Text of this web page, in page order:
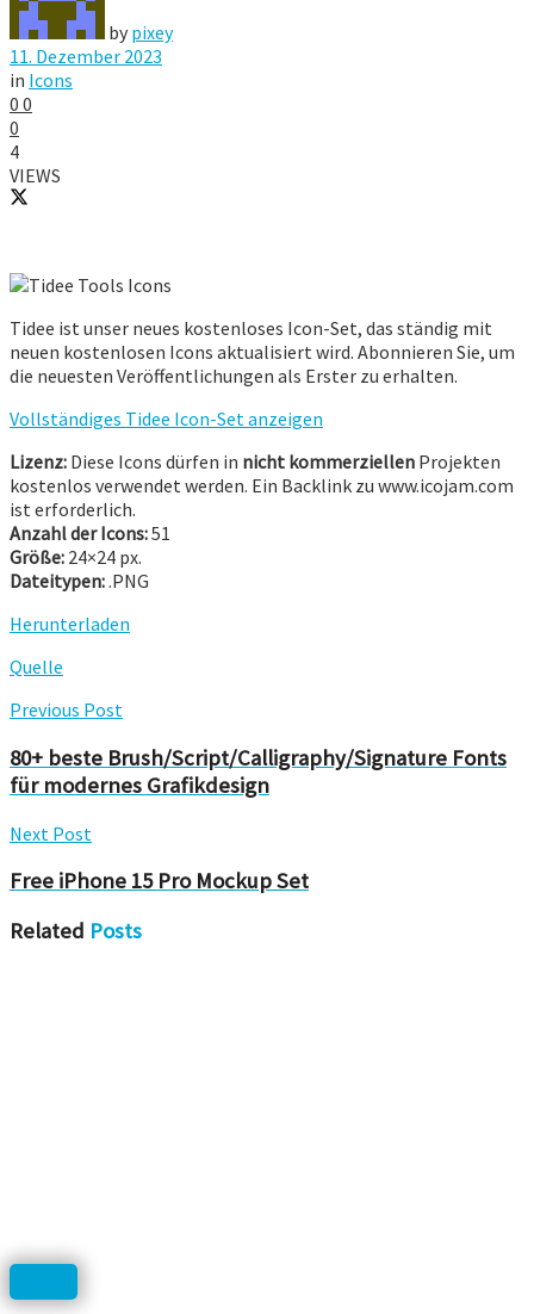
by pixey
11. Dezember 2023
in Icons
0 0
0
4
VIEWS
Tidee ist unser neues kostenloses Icon-Set, das ständig mit
neuen kostenlosen Icons aktualisiert wird. Abonnieren Sie, um
die neuesten Veröffentlichungen als Erster zu erhalten.
Vollständiges Tidee Icon-Set anzeigen
Lizenz: Diese Icons dürfen in nicht kommerziellen Projekten
kostenlos verwendet werden. Ein Backlink zu www.icojam.com
ist erforderlich.
Anzahl der Icons:51
Größe: 24×24 px.
Dateitypen:.PNG
Herunterladen
Quelle
Previous Post
80+ beste Brush/Script/Calligraphy/Signature Fonts
für modernes Grafikdesign
Next Post
Free iPhone 15 Pro Mockup Set
Related Posts